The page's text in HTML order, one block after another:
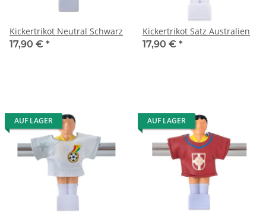
Kickertrikot Neutral Schwarz
17,90 € *
Kickertrikot Satz Australien
17,90 € *
AUF LAGER AUF LAGER